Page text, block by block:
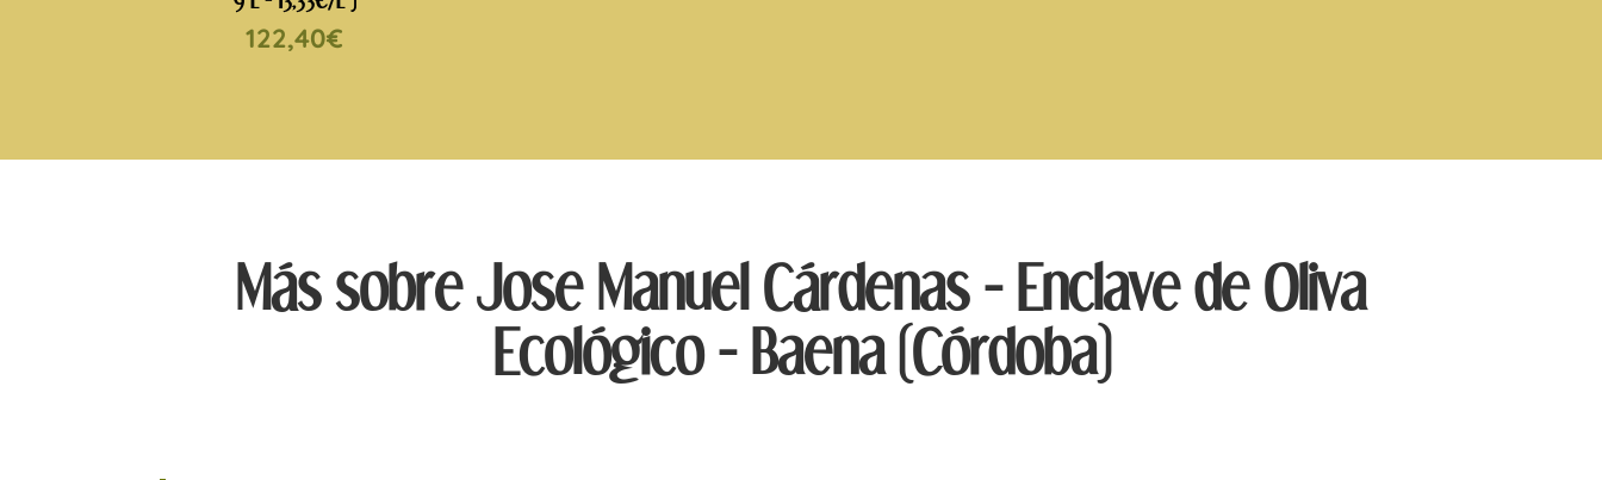
122,40€
Más sobre Jose Manuel Cárdenas - Enclave de Oliva
Ecológico - Baena (Córdoba)